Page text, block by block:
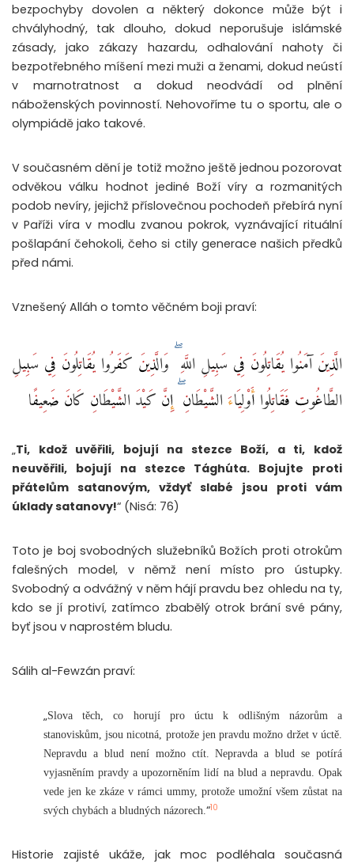
bezpochyby dovolen a některý dokonce může být i
chvályhodný, tak dlouho, dokud neporušuje islámské
zásady, jako zákazy hazardu, odhalování nahoty či
bezpotřebného míšení mezi muži a ženami, dokud neústí
v marnotratnost a dokud neodvádí od plnění
náboženských povinností. Nehovoříme tu o sportu, ale o
olympiádě jako takové.
V současném dění je totiž možno ještě jednou pozorovat
odvěkou válku hodnot jediné Boží víry a rozmanitých
podob nevíry, jejichž příslovečnou pochodeň přebírá nyní
v Paříži víra v modlu zvanou pokrok, vyznávající rituální
pošlapání čehokoli, čeho si ctily generace našich předků
před námi.
Vznešený Alláh o tomto věčném boji praví:
الَّذِينَ آمَنُوا يُقَاتِلُونَ فِي سَبِيلِ اللَّهِ ۖ وَالَّذِينَ كَفَرُوا يُقَاتِلُونَ فِي سَبِيلِ
الطَّاغُوتِ فَقَاتِلُوا أَوْلِيَاءَ الشَّيْطَانِ ۖ إِنَّ كَيْدَ الشَّيْطَانِ كَانَ ضَعِيفًا ‎
„Ti, kdož uvěřili, bojují na stezce Boží, a ti, kdož
neuvěřili, bojují na stezce Tághúta. Bojujte proti
přátelům satanovým, vždyť slabé jsou proti vám
úklady satanovy!“ (Nisá: 76)
Toto je boj svobodných služebníků Božích proti otrokům
falešných model, v němž není místo pro ústupky.
Svobodný a odvážný v něm hájí pravdu bez ohledu na ty,
kdo se jí protiví, zatímco zbabělý otrok brání své pány,
byť jsou v naprostém bludu.
Sálih al-Fewzán praví:
„Slova těch, co horují pro úctu k odlišným názorům a
stanoviskům, jsou nicotná, protože jen pravdu možno držet v úctě.
Nepravdu a blud není možno ctít. Nepravda a blud se potírá
vyjasněním pravdy a upozorněním lidí na blud a nepravdu. Opak
vede jen ke zkáze v rámci ummy, protože umožní všem zůstat na
svých chybách a bludných názorech.“10
Historie zajisté ukáže, jak moc podléhala současná